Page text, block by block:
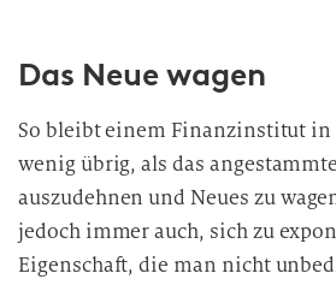
Das Neue wagen
So bleibt einem Finanzinstitut in
wenig übrig, als das
auszudehnen und Neues zu
jedoch immer auch, sich zu
Eigenschaft, die man nicht